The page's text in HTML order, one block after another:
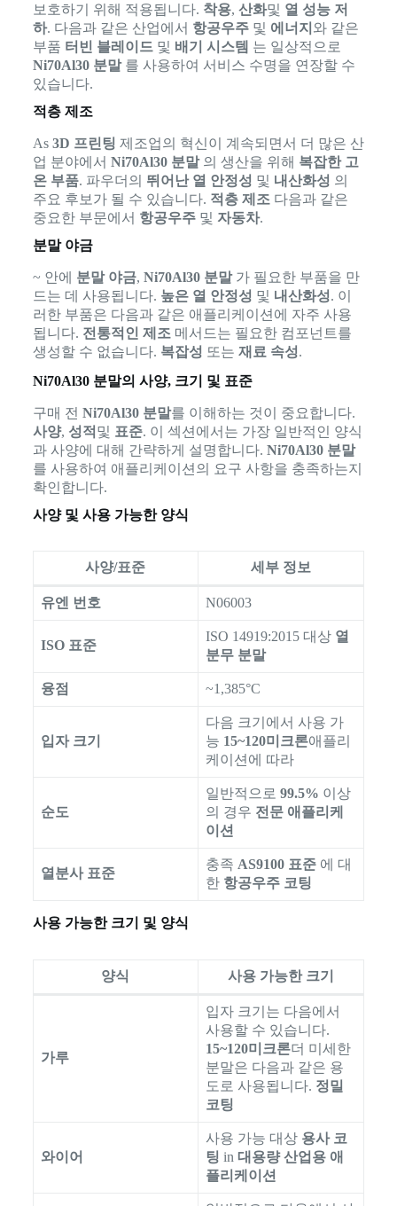
보호하기 위해 적용됩니다. 착용, 산화및 열 성능 저
하. 다음과 같은 산업에서 항공우주및 에너지 와 같은
부품 터빈 블레이드및 배기 시스템 는 일상적으로
Ni70Al30 분말를 사용하여 서비스 수명을 연장할 수
있습니다.
적층 제조
As 3D 프린팅 제조업의 혁신이 계속되면서 더 많은 산
업 분야에서 Ni70Al30 분말의 생산을 위해 복잡한 고
온 부품. 파우더의 뛰어난 열 안정성 및 내산화성 의
주요 후보가 될 수 있습니다. 적층 제조 다음과 같은
중요한 부문에서 항공우주및 자동차.
분말 야금
~ 안에 분말 야금, Ni70Al30 분말가 필요한 부품을 만
드는 데 사용됩니다. 높은 열 안정성 및 내산화성. 이
러한 부품은 다음과 같은 애플리케이션에 자주 사용
됩니다. 전통적인 제조 메서드는 필요한 컴포넌트를
생성할 수 없습니다. 복잡성 또는 재료 속성.
Ni70Al30 분말의 사양, 크기 및 표준
구매 전 Ni70Al30 분말를 이해하는 것이 중요합니다.
사양, 성적 및 표준. 이 섹션에서는 가장 일반적인 양식
과 사양에 대해 간략하게 설명합니다. Ni70Al30 분말
를 사용하여 애플리케이션의 요구 사항을 충족하는지
확인합니다.
사양 및 사용 가능한 양식
사양/표준 세부 정보
유엔 번호 N06003
ISO 표준
ISO 14919:2015 대상 열
분무 분말
융점 ~1,385°C
입자 크기
다음 크기에서 사용 가
능 15~120미크론애플리
케이션에 따라
순도
일반적으로 99.5% 이상
의 경우 전문 애플리케
이션
열분사 표준
충족 AS9100 표준에 대
한 항공우주 코팅
사용 가능한 크기 및 양식
양식 사용 가능한 크기
가루
입자 크기는 다음에서
사용할 수 있습니다.
15~120미크론더 미세한
분말은 다음과 같은 용
도로 사용됩니다. 정밀
코팅
와이어
사용 가능 대상 용사 코
팅 in 대용량 산업용 애
플리케이션